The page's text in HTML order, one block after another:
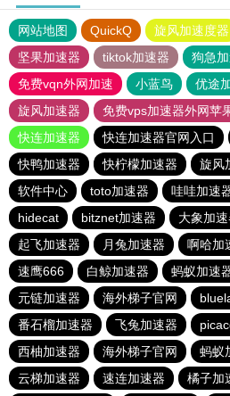
网站地图 QuickQ 旋风加速度器
坚果加速器
tiktok加速器
狗急
免费vqn外网加速
小蓝鸟 优途
旋风加速器
免费vps加速器外网苹
快连加速器
快连加速器官网入口
快鸭加速器
快柠檬加速器 旋风
软件中心
toto加速器 哇哇加速
hidecat
bitznet加速器 大象加速
起飞加速器
月兔加速器 啊哈加
速鹰666
白鲸加速器 蚂蚁加速
元链加速器
海外梯子官网
番石榴加速器
飞兔加速器
西柚加速器
海外梯子官网 蚂蚁
云梯加速器
速连加速器 橘子加